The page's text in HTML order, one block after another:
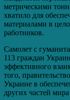
метрическими
хватило для
материалами в
работников.
Самолет с
113 граждан
эффективного
того,
Украине в
других частей